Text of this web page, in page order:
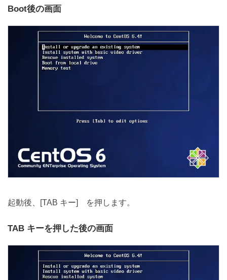
Boot後の画面
起動後、[TAB キー] を押します。
TAB キーを押した後の画面